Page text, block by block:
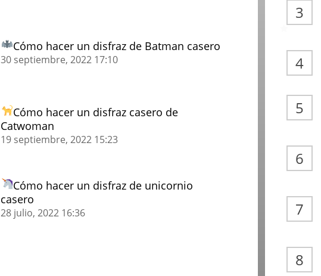
Cómo hacer un disfraz de Batman casero
30 septiembre, 2022 17:10
Cómo hacer un disfraz casero de
Catwoman
19 septiembre, 2022 15:23
Cómo hacer un disfraz de unicornio
casero
28 julio, 2022 16:36